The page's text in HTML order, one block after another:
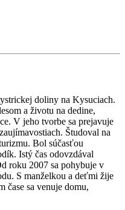
doliny na Kysuciach.
a životu na dedine,
V jeho tvorbe sa prejavuje
Študoval na
Bol súčasťou
Istý čas odovzdával
roku 2007 sa pohybuje v
S manželkou a deťmi žije
čase sa venuje domu,